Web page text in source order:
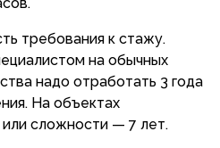
требования к стажу.
на обычных
надо отработать 3 года
На объектах
сложности — 7 лет.